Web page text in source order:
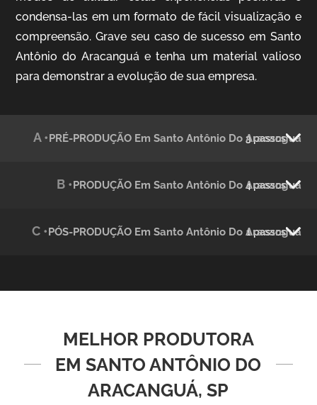
Julândia
Animação 2D
Green Process
condensa-las em um formato de fácil visualização e
compreensão. Grave seu caso de sucesso em Santo
Antônio do Aracanguá e tenha um material valioso
para demonstrar a evolução de sua empresa.
A •PRÉ-PRODUÇÃO Em Santo Antônio Do Aracanguá
3 passos
B •PRODUÇÃO Em Santo Antônio Do Aracanguá
4 passos
C •PÓS-PRODUÇÃO Em Santo Antônio Do Aracanguá
1 passos
MELHOR PRODUTORA
EM SANTO ANTÔNIO DO
ARACANGUÁ, SP